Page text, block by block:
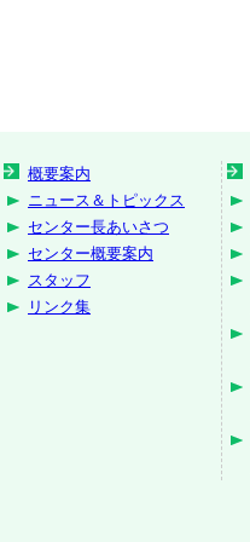
概要案内
ニュース＆トピックス
センター長あいさつ
センター概要案内
スタッフ
リンク集